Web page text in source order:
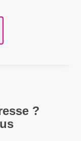
?